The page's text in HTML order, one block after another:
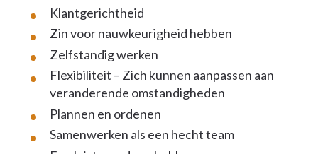
Klantgerichtheid
Zin voor nauwkeurigheid hebben
Zelfstandig werken
Flexibiliteit – Zich kunnen aanpassen aan
veranderende omstandigheden
Plannen en ordenen
Samenwerken als een hecht team